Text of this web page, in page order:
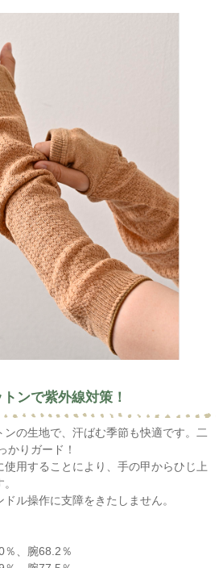
ンで紫外線対策！
の生地で、汗ばむ季節も快適です。二
かりガード！
使用することにより、手の甲からひじ上
ル操作に支障をきたしません。
％、腕68.2％